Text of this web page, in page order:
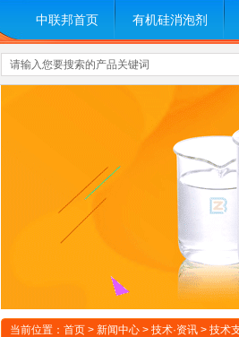
中联邦首页 有机硅消泡剂
当前位置： 首页 > 新闻中心 > 技术·资讯 > 技术